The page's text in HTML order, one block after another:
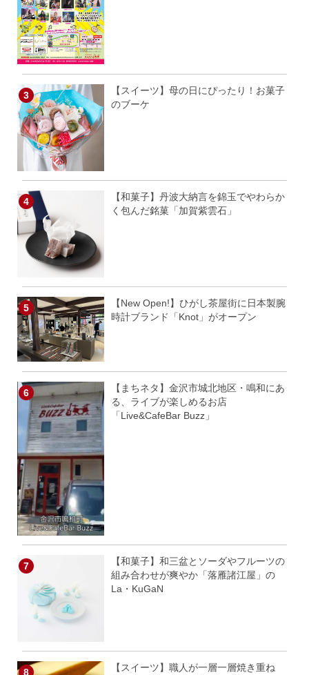
【スイーツ】母の日にぴったり！お菓子
のブーケ
【和菓子】丹波大納言を錦玉でやわらか
く包んだ銘菓「加賀紫雲石」
【New Open!】ひがし茶屋街に日本製腕
時計ブランド「Knot」がオープン
【まちネタ】金沢市城北地区・鳴和にあ
る、ライブが楽しめるお店
「Live&CafeBar Buzz」
【和菓子】和三盆とソーダやフルーツの
組み合わせが爽やか「落雁諸江屋」の
La・KuGaN
【スイーツ】職人が一層一層焼き重ね